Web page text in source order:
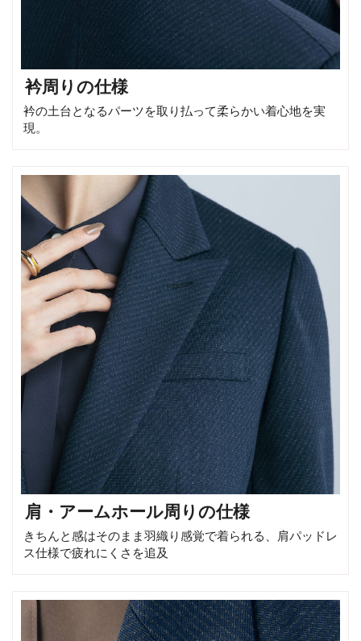
衿周りの仕様
衿の土台となるパーツを取り払って柔らかい着心地を実
現。
肩・アームホール周りの仕様
きちんと感はそのまま羽織り感覚で着られる、肩パッドレ
ス仕様で疲れにくさを追及